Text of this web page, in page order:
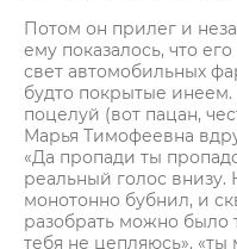
Потом он прилег и
ему показалось, что
свет автомобильных
будто покрытые
поцелуй (вот пацан,
Марья Тимофеевна
«Да пропади ты
реальный голос
монотонно бубнил, и
разобрать можно было
тебя не цепляюсь»,